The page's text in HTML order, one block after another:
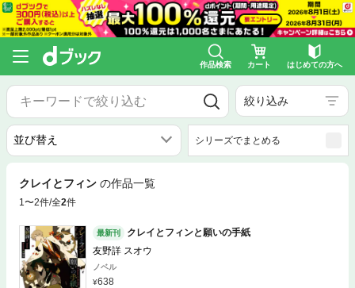
作品検索 カート はじめての方へ
絞り込み
シリーズでまとめる
クレイとフィン の作品一覧
1〜2件/全2件
最新刊
クレイとフィンと願いの手紙
友野詳 スオウ
ノベル
638